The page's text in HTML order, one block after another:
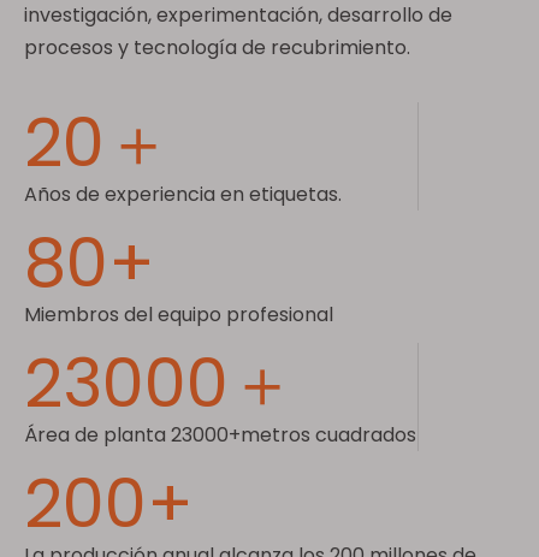
investigación, experimentación, desarrollo de
procesos y tecnología de recubrimiento.
20＋
Años de experiencia en etiquetas.
80+
Miembros del equipo profesional
23000＋
Área de planta 23000+metros cuadrados
200+